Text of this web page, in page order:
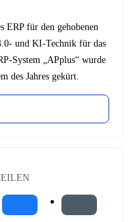
ERP für den gehobenen
und KI-Technik für das
System „APplus“ wurde
des Jahres gekürt.